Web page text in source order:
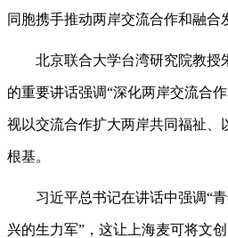
同胞携手推动两岸交流合作和融合
北京联合大学台湾研究院教授
的重要讲话强调“深化两岸交流合
视以交流合作扩大两岸共同福祉、
根基。
习近平总书记在讲话中强调“青
兴的生力军”，这让上海麦可将文